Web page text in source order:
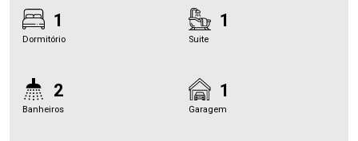
1
Dormitório
1
Suite
2
Banheiros
1
Garagem